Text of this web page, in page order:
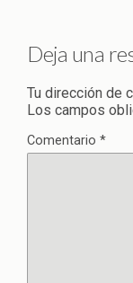
Deja una
Tu dirección de
Los campos
Comentario *